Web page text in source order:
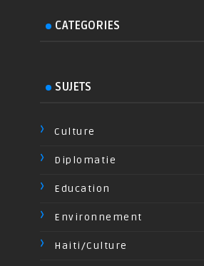
CATEGORIES
SUJETS
Culture
Diplomatie
Education
Environnement
Haiti/Culture